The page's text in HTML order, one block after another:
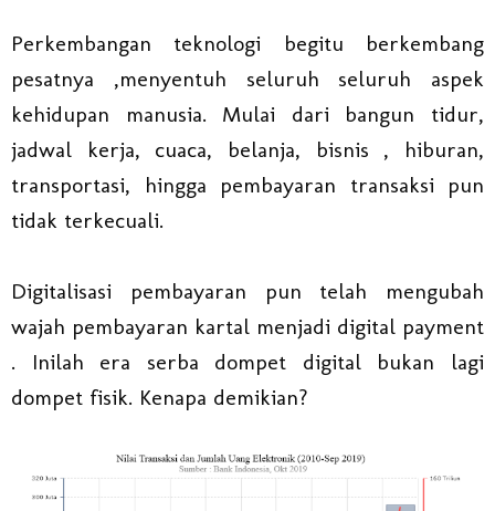
Perkembangan teknologi begitu berkembang
pesatnya ,menyentuh seluruh seluruh aspek
kehidupan manusia. Mulai dari bangun tidur,
jadwal kerja, cuaca, belanja, bisnis , hiburan,
transportasi, hingga pembayaran transaksi pun
tidak terkecuali.
Digitalisasi pembayaran pun telah mengubah
wajah pembayaran kartal menjadi digital payment
. Inilah era serba dompet digital bukan lagi
dompet fisik. Kenapa demikian?